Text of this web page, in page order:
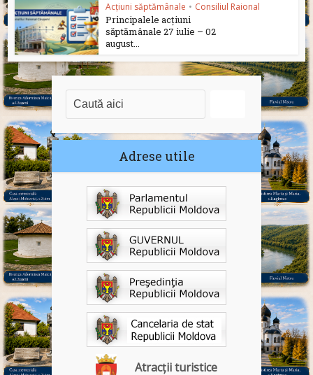
Acțiuni săptămânale • Consiliul Raional
Principalele acțiuni
săptămânale 27 iulie – 02
august...
Adrese utile
Atracții turistice